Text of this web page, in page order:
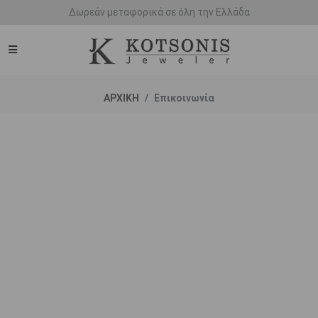
Δωρεάν μεταφορικά σε όλη την Ελλάδα
ΑΡΧΙΚΗ Επικοινωνία